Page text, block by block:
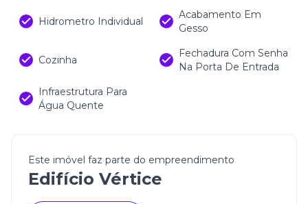
Hidrometro Individual
Acabamento Em
Gesso
Cozinha
Fechadura Com Senha
Na Porta De Entrada
Infraestrutura Para
Água Quente
Este imóvel faz parte do empreendimento
Edifício Vértice